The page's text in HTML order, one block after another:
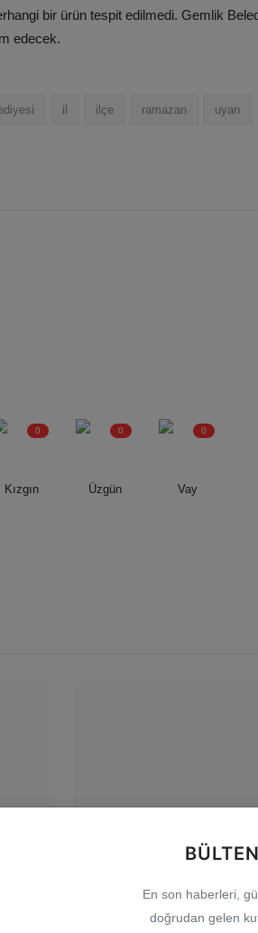
En son haberleri,
doğrudan gelen
bir ürün tespit edilmedi. Gemlik
edecek.
il ilçe ramazan uyarı
Kızgın
0
Üzgün
0
Vay
0
TOFAŞ’ın rakipleri belli
yeni sezon fikstürü